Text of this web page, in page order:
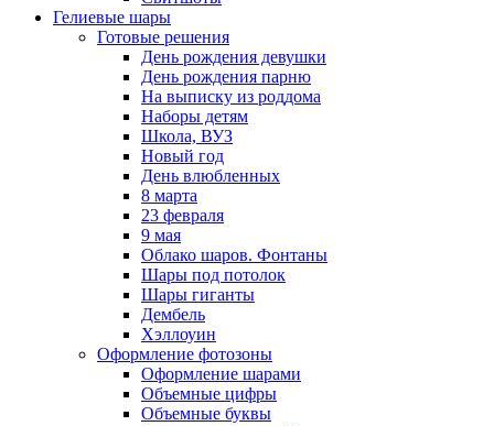
Гелиевые шары
Готовые решения
День рождения девушки
День рождения парню
На выписку из роддома
Наборы детям
Школа, ВУЗ
Новый год
День влюбленных
8 марта
23 февраля
9 мая
Облако шаров. Фонтаны
Шары под потолок
Шары гиганты
Дембель
Хэллоуин
Оформление фотозоны
Оформление шарами
Объемные цифры
Объемные буквы